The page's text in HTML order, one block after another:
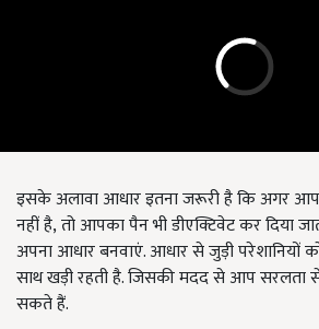
इसके अलावा आधार इतना जरूरी है कि अगर
नहीं है, तो आपका पैन भी डीएक्टिवेट कर दिया
अपना आधार बनवाएं. आधार से जुड़ी परेशानियों
साथ खड़ी रहती है. जिसकी मदद से आप सरलता
सकते हैं.